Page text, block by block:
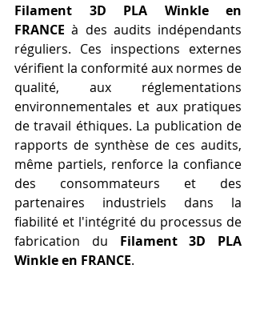
Filament 3D PLA Winkle en
FRANCE à des audits indépendants
réguliers. Ces inspections externes
vérifient la conformité aux normes de
qualité, aux réglementations
environnementales et aux pratiques
de travail éthiques. La publication de
rapports de synthèse de ces audits,
même partiels, renforce la confiance
des consommateurs et des
partenaires industriels dans la
fiabilité et l'intégrité du processus de
fabrication du Filament 3D PLA
Winkle en FRANCE.